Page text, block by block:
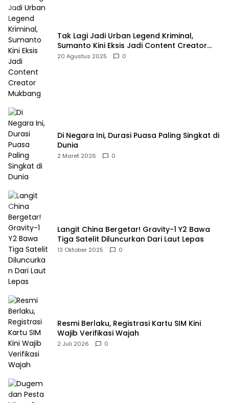
Tak Lagi Jadi Urban Legend Kriminal,
Sumanto Kini Eksis Jadi Content Creator
Mukbang
20 Agustus 2025 0
Di Negara Ini, Durasi Puasa Paling Singkat di
Dunia
2 Maret 2026 0
Langit China Bergetar! Gravity-1 Y2 Bawa
Tiga Satelit Diluncurkan Dari Laut Lepas
13 Oktober 2025 0
Resmi Berlaku, Registrasi Kartu SIM Kini
Wajib Verifikasi Wajah
2 Juli 2026 0